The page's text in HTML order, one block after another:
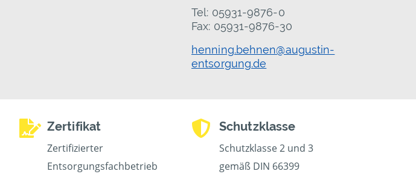
Tel: 05931-9876-0
Fax: 05931-9876-30
henning.behnen@augustin-
entsorgung.de
Zertifikat
Zertifizierter
Entsorgungsfachbetrieb
Schutzklasse
Schutzklasse 2 und 3
gemäß DIN 66399